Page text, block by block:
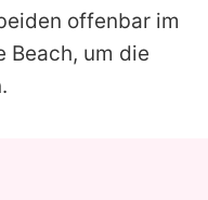
offenbar im
Beach, um die